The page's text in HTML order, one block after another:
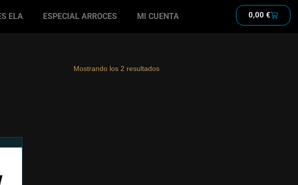
ELA ESPECIAL ARROCES MI CUENTA 0,00 €
Mostrando los 2 resultados